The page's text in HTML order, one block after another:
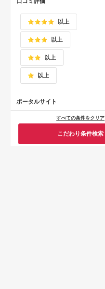
以上
以上
以上
以上
ポータルサイト
すべての条件をクリア
こだわり条件検索